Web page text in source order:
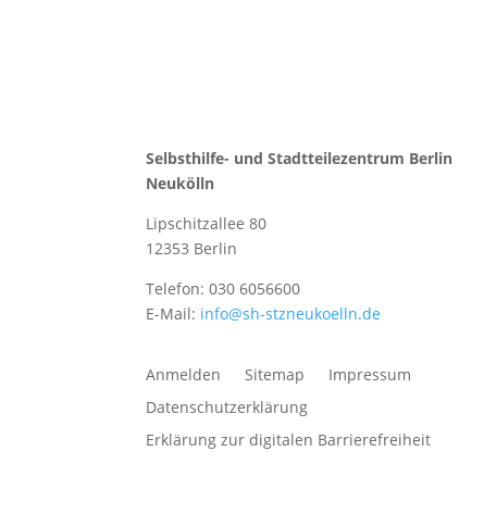
Selbsthilfe- und Stadtteilezentrum Berlin
Neukölln
Lipschitzallee 80
12353 Berlin
Telefon: 030 6056600
E-Mail: info@sh-stzneukoelln.de
Anmelden Sitemap
Impressum
Datenschutzerklärung
Erklärung zur digitalen Barrierefreiheit